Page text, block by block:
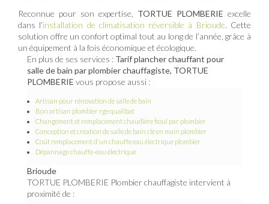
Reconnue pour son expertise, TORTUE PLOMBERIE excelle
dans l’installation de climatisation réversible à Brioude. Cette
solution offre un confort optimal tout au long de l’année, grâce à
un équipement à la fois économique et écologique.
En plus de ses services : Tarif plancher chauffant pour
salle de bain par plombier chauffagiste, TORTUE
PLOMBERIE vous propose aussi :
Artisan pour rénovation de salle de bain
Bon artisan plombier rge qualibat
Changement et remplacement chaudière fioul par plombier
Conception et création de salle de bain clé en main plombier
Coût remplacement d'un chauffe eau électrique plombier
Dépannage chauffe-eau électrique
Brioude
TORTUE PLOMBERIE Plombier chauffagiste intervient à
proximité de :